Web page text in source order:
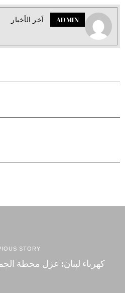
ADMIN اَخر الأخبار
STORY
كهرباء لبنان: عزل محطة